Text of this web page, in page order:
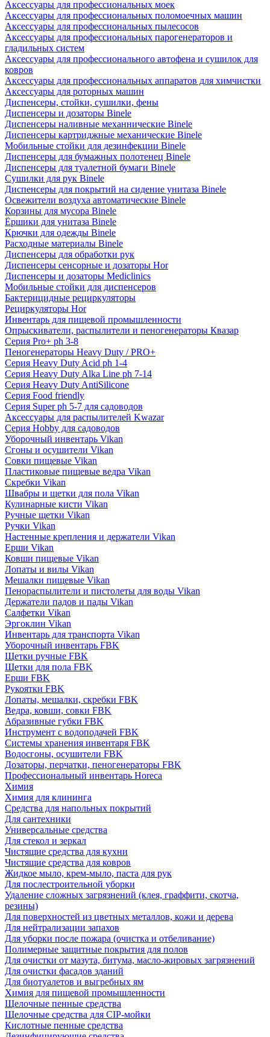
Аксессуары для профессиональных моек
Аксессуары для профессиональных поломоечных машин
Аксессуары для профессиональных пылесосов
Аксессуары для профессиональных парогенераторов и
гладильных систем
Аксессуары для профессионального автофена и сушилок для
ковров
Аксессуары для профессиональных аппаратов для химчистки
Аксессуары для роторных машин
Диспенсеры, стойки, сушилки, фены
Диспенсеры и дозаторы Binele
Диспенсеры наливные механнические Binele
Диспенсеры картриджные механические Binele
Мобильные стойки для дезинфекции Binele
Диспенсеры для бумажных полотенец Binele
Диспенсеры для туалетной бумаги Binele
Сушилки для рук Binele
Диспенсеры для покрытий на сидение унитаза Binele
Освежители воздуха автоматические Binele
Корзины для мусора Binele
Ёршики для унитаза Binele
Крючки для одежды Binele
Расходные материалы Binele
Диспенсеры для обработки рук
Диспенсеры сенсорные и дозаторы Hor
Диспенсеры и дозаторы Mediclinics
Мобильные стойки для диспенсеров
Бактерицидные рециркуляторы
Рециркуляторы Hor
Инвентарь для пищевой промышленности
Опрыскиватели, распылители и пеногенераторы Квазар
Серия Pro+ ph 3-8
Пеногенераторы Heavy Duty / PRO+
Серия Heavy Duty Acid ph 1-4
Серия Heavy Duty Alka Line ph 7-14
Серия Heavy Duty AntiSilicone
Серия Food friendly
Серия Super ph 5-7 для садоводов
Аксессуары для распылителей Kwazar
Серия Hobby для садоводов
Уборочный инвентарь Vikan
Сгоны и осушители Vikan
Совки пищевые Vikan
Пластиковые пищевые ведра Vikan
Скребки Vikan
Швабры и щетки для пола Vikan
Кулинарные кисти Vikan
Ручные щетки Vikan
Ручки Vikan
Настенные крепления и держатели Vikan
Ерши Vikan
Ковши пищевые Vikan
Лопаты и вилы Vikan
Мешалки пищевые Vikan
Пенораспылители и пистолеты для воды Vikan
Держатели падов и пады Vikan
Салфетки Vikan
Эргоклин Vikan
Инвентарь для транспорта Vikan
Уборочный инвентарь FBK
Щетки ручные FBK
Щетки для пола FBK
Ерши FBK
Рукоятки FBK
Лопаты, мешалки, скребки FBK
Ведра, ковши, совки FBK
Абразивные губки FBK
Инструмент с водоподачей FBK
Системы хранения инвентаря FBK
Водосгоны, осушители FBK
Дозаторы, перчатки, пеногенераторы FBK
Профессиональный инвентарь Horeca
Химия
Химия для клининга
Средства для напольных покрытий
Для сантехники
Универсальные средства
Для стекол и зеркал
Чистящие средства для кухни
Чистящие средства для ковров
Жидкое мыло, крем-мыло, паста для рук
Для послестроительной уборки
Удаление сложных загрязнений (клея, граффити, скотча,
резины)
Для поверхностей из цветных металлов, кожи и дерева
Для нейтрализации запахов
Для уборки после пожара (очистка и отбеливание)
Полимерные защитные покрытия для полов
Для очистки от мазута, битума, масло-жировых загрязнений
Для очистки фасадов зданий
Для биотуалетов и выгребных ям
Химия для пищевой промышленности
Щелочные пенные средства
Щелочные средства для CIP-мойки
Кислотные пенные средства